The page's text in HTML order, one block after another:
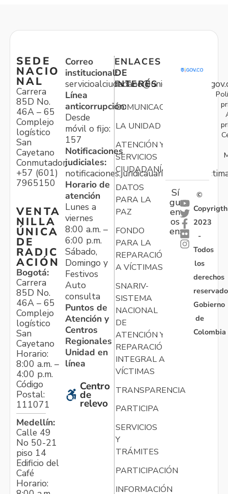
SEDE
NACIO
NAL
Carrera
85D No.
46A – 65
Complejo
logístico
San
Cayetano
Conmutador:
+57 (601)
7965150
VENTA
NILLA
ÚNICA
DE
RADIC
ACIÓN
Bogotá:
Carrera
85D No.
46A – 65
Complejo
logístico
San
Cayetano
Horario:
8:00 a.m. –
4:00 p.m.
Código
Postal:
111071
Medellín:
Calle 49
No 50-21
piso 14
Edificio del
Café
Horario:
Correo
institucional:
Línea
anticorrupción:
Desde
móvil o fijo:
157
Notificaciones
judiciales:
Horario de
atención
Lunes a
viernes
8:00 a.m. –
6:00 p.m.
Sábado,
Domingo y
Festivos
Auto
consulta
Puntos de
Atención y
Centros
Regionales
Unidad en
línea
Centro
de
relevo
ENLACES
DE
INTERÉS
COMUNICACIONES
LA UNIDAD
ATENCIÓN Y
SERVICIOS
CIUDADANÍA
DATOS
PARA LA
PAZ
FONDO
PARA LA
REPARACIÓN
A VÍCTIMAS
SNARIV-
SISTEMA
NACIONAL
DE
ATENCIÓN Y
REPARACIÓN
INTEGRAL A
VÍCTIMAS
TRANSPARENCIA
PARTICIPA
SERVICIOS
Y
TRÁMITES
PARTICIPACIÓN
INFORMACIÓN
Sí
gu
en
os
en:
©
Copyrigth
2023
-
Todos
los
derechos
Gobierno
de
Colombia